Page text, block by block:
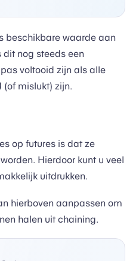
beschikbare waarde aan
dit nog steeds een
voltooid zijn als alle
(of mislukt) zijn.
op futures is dat ze
Hierdoor kunt u veel
uitdrukken.
hierboven aanpassen om
halen uit chaining.